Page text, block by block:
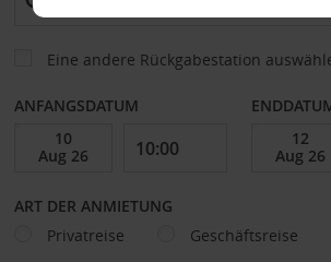
Eine andere Rückgabestation
ANFANGSDATUM
ART DER ANMIETUNG
Privatreise
Geschäftsreise